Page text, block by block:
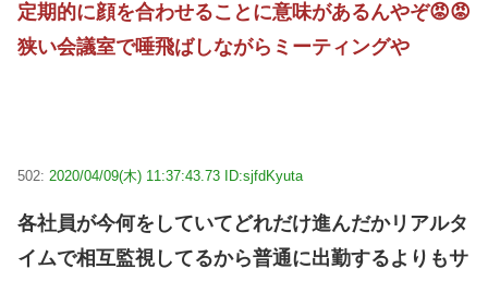
定期的に顔を合わせることに意味があるんやぞ😡😡
狭い会議室で唾飛ばしながらミーティングや
502: 2020/04/09(木) 11:37:43.73 ID:sjfdKyuta
各社員が今何をしていてどれだけ進んだかリアルタ
イムで相互監視してるから普通に出勤するよりもサ